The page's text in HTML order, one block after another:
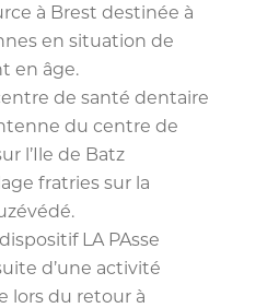
à Brest destinée à
en situation de
en âge.
de santé dentaire
du centre de
l’Ile de Batz
fratries sur la
LA PAsse
d’une activité
lors du retour à